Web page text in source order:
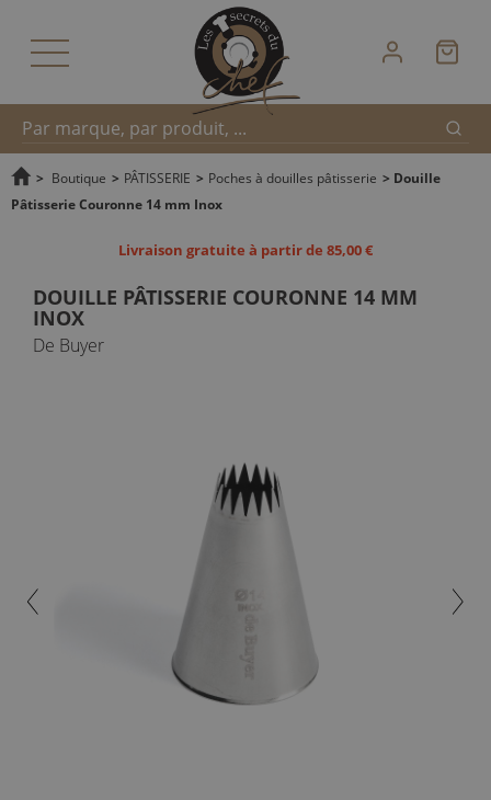
Recherche
> Boutique > PÂTISSERIE > Poches à douilles pâtisserie > Douille
Pâtisserie Couronne 14 mm Inox
Livraison gratuite à partir de 85,00 €
DOUILLE PÂTISSERIE COURONNE 14 MM
INOX
De Buyer